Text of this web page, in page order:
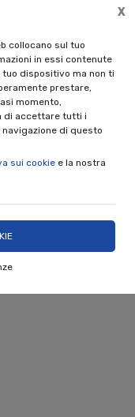
collocano sul tuo
in essi contenute
dispositivo ma non ti
prestare,
momento,
di accettare tutti i
di questo
sui cookie e la nostra
X
a € 89,00 IVA incl.